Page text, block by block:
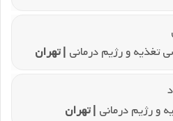
تغذیه و رژیم درمانی | تهران
و رژیم درمانی | تهران